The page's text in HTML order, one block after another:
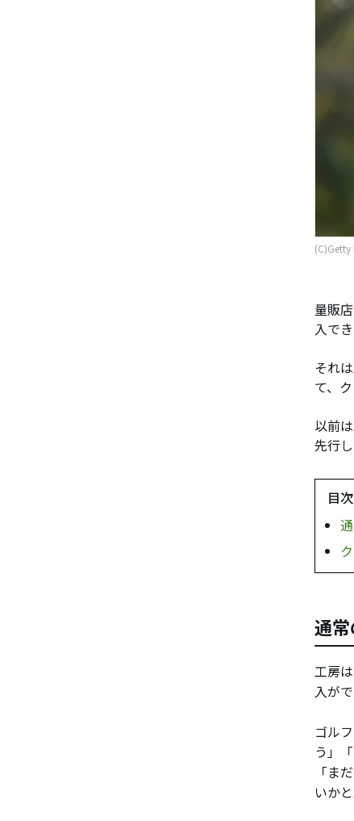
(C)Getty
量販
入で
それ
て、
以前
先行
目次
通
工房
入が
ゴル
う」
「ま
いか